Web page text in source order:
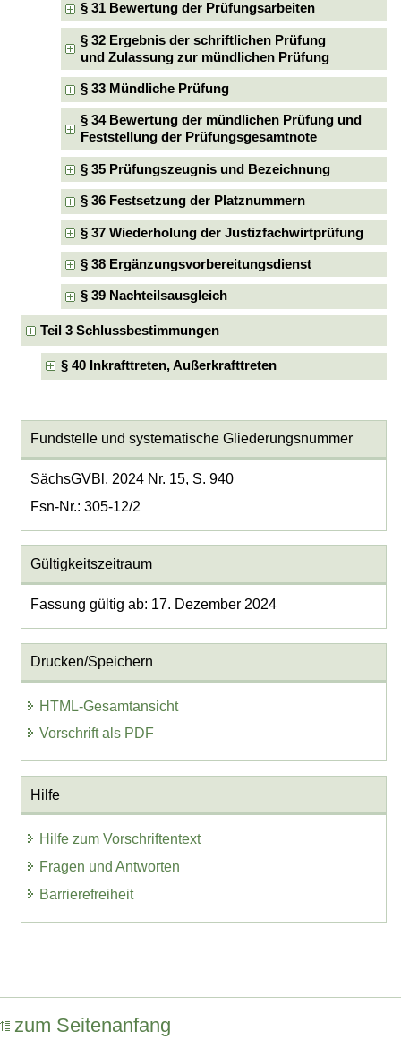
§ 31 Bewertung der Prüfungsarbeiten
§ 32 Ergebnis der schriftlichen Prüfung
und Zulassung zur mündlichen Prüfung
§ 33 Mündliche Prüfung
§ 34 Bewertung der mündlichen Prüfung und
Feststellung der Prüfungsgesamtnote
§ 35 Prüfungszeugnis und Bezeichnung
§ 36 Festsetzung der Platznummern
§ 37 Wiederholung der Justizfachwirtprüfung
§ 38 Ergänzungsvorbereitungsdienst
§ 39 Nachteilsausgleich
Teil 3 Schlussbestimmungen
§ 40 Inkrafttreten, Außerkrafttreten
Fundstelle und systematische Gliederungsnummer
SächsGVBl. 2024 Nr. 15, S. 940
Fsn-Nr.: 305-12/2
Gültigkeitszeitraum
Fassung gültig ab: 17. Dezember 2024
Drucken/Speichern
HTML-Gesamtansicht
Vorschrift als PDF
Hilfe
Hilfe zum Vorschriftentext
Fragen und Antworten
Barrierefreiheit
zum Seitenanfang